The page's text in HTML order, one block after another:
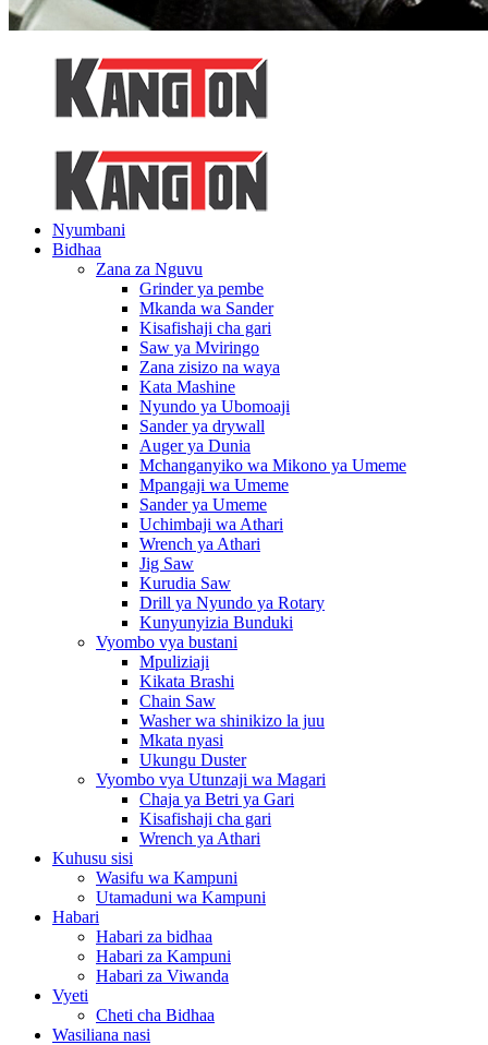
Nyumbani
Bidhaa
Zana za Nguvu
Grinder ya pembe
Mkanda wa Sander
Kisafishaji cha gari
Saw ya Mviringo
Zana zisizo na waya
Kata Mashine
Nyundo ya Ubomoaji
Sander ya drywall
Auger ya Dunia
Mchanganyiko wa Mikono ya Umeme
Mpangaji wa Umeme
Sander ya Umeme
Uchimbaji wa Athari
Wrench ya Athari
Jig Saw
Kurudia Saw
Drill ya Nyundo ya Rotary
Kunyunyizia Bunduki
Vyombo vya bustani
Mpuliziaji
Kikata Brashi
Chain Saw
Washer wa shinikizo la juu
Mkata nyasi
Ukungu Duster
Vyombo vya Utunzaji wa Magari
Chaja ya Betri ya Gari
Kisafishaji cha gari
Wrench ya Athari
Kuhusu sisi
Wasifu wa Kampuni
Utamaduni wa Kampuni
Habari
Habari za bidhaa
Habari za Kampuni
Habari za Viwanda
Vyeti
Cheti cha Bidhaa
Wasiliana nasi